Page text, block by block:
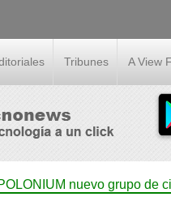
Tribunes A View
nuevo grupo de